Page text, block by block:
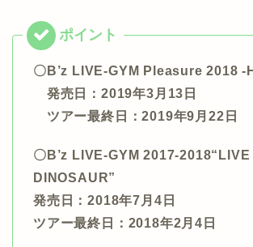
〇B’z LIVE-GYM Pleasure 2018 -
発売日：2019年3月13日
ツアー最終日：2019年9月22日
〇B’z LIVE-GYM 2017-2018“LIVE
DINOSAUR”
発売日：2018年7月4日
ツアー最終日：2018年2月4日